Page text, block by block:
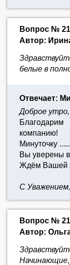
Вопрос №
Автор:
белые в
Отвечает:
Доброе
компанию!
Минуточку
Вы уверены
Ждём Вашей
С
Вопрос №
Автор: